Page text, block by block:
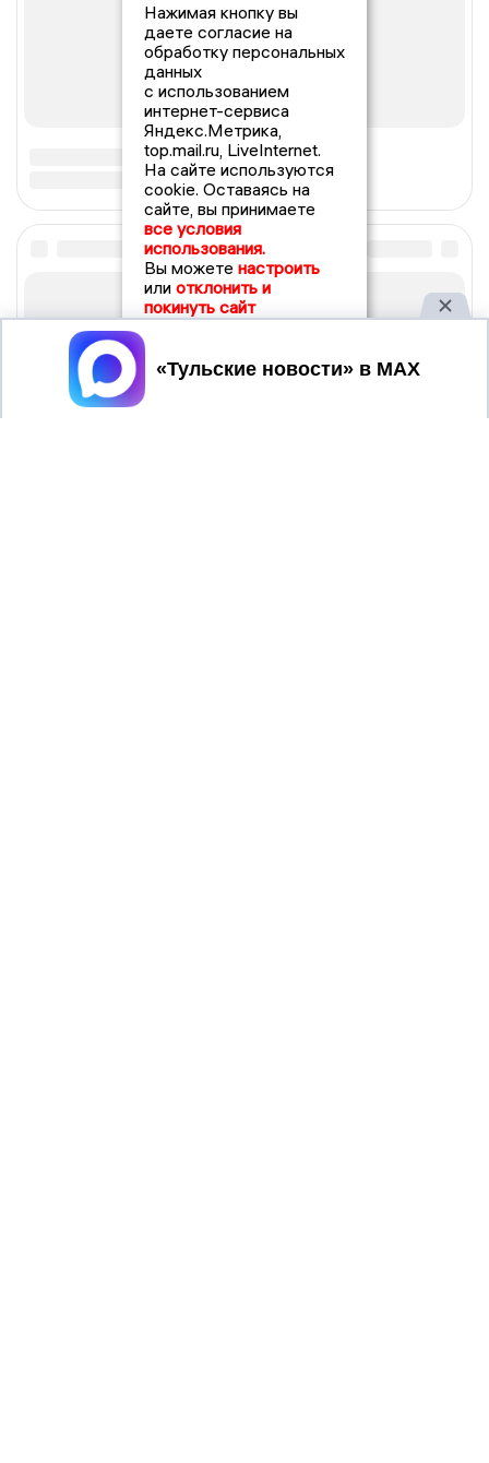
Нажимая кнопку вы
даете согласие на
обработку персональных
данных
с использованием
интернет-сервиса
Яндекс.Метрика,
top.mail.ru, LiveInternet.
На сайте используются
cookie. Оставаясь на
сайте, вы принимаете
все условия
использования.
Вы можете настроить
или отклонить и
покинуть сайт
Принять